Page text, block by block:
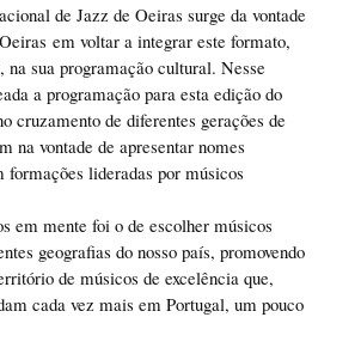
de Jazz de Oeiras surge da vontade
em voltar a integrar este formato,
na sua programação cultural. Nesse
a programação para esta edição do
cruzamento de diferentes gerações de
na vontade de apresentar nomes
formações lideradas por músicos
em mente foi o de escolher músicos
geografias do nosso país, promovendo
de músicos de excelência que,
cada vez mais em Portugal, um pouco